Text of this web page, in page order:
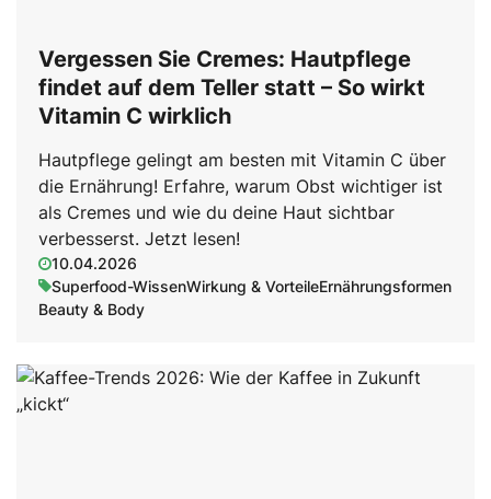
Vergessen Sie Cremes: Hautpflege
findet auf dem Teller statt – So wirkt
Vitamin C wirklich
Hautpflege gelingt am besten mit Vitamin C über
die Ernährung! Erfahre, warum Obst wichtiger ist
als Cremes und wie du deine Haut sichtbar
verbesserst. Jetzt lesen!
10.04.2026
Superfood-WissenWirkung & VorteileErnährungsformen
Beauty & Body